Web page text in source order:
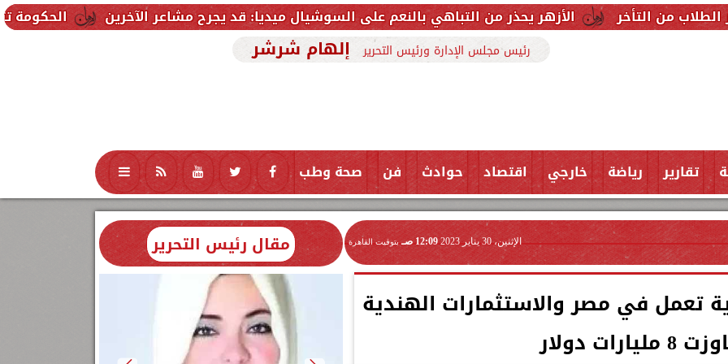
الحكومة تتلقى 229 ألف شكوى وطلب واستفسار خلال يوليو.. ومدبولي يوجه بسرعة الاستجابة للمواطنين الأزهر يحذر من التباهي بالنعم على السوشيال ميديا: قد يجرح مشاعر الآخرين
رئيس مجلس الإدارة ورئيس التحرير إلهام شرشر
تقارير رياضة خارجي اقتصاد حوادث فن صحة وطب تكنولوجيا منوعات محافظات
الإثنين، 30 يناير 2023 12:09 صـ بتوقيت القاهرة
هندية تعمل في مصر والاستثمارات الهندية
دولار
مقال رئيس التحرير